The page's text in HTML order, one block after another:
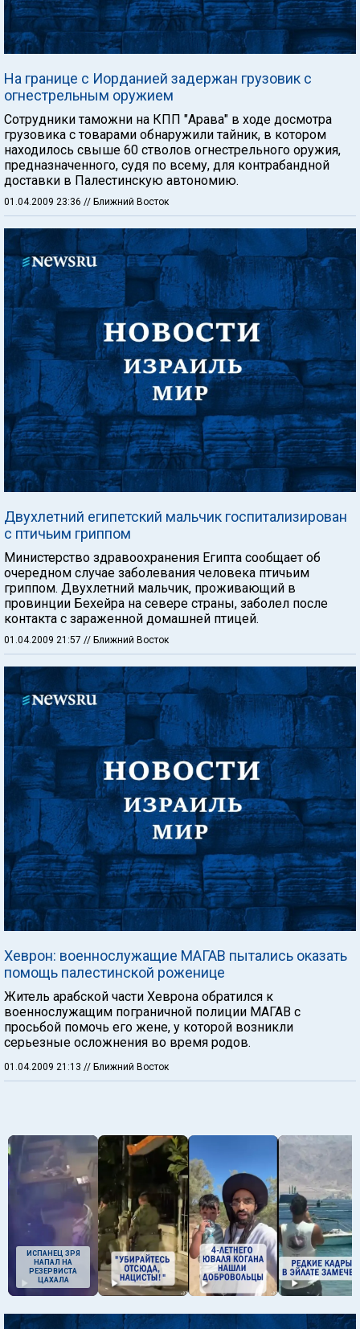
На границе с Иорданией задержан грузовик с
огнестрельным оружием
Сотрудники таможни на КПП "Арава" в ходе досмотра
грузовика с товарами обнаружили тайник, в котором
находилось свыше 60 стволов огнестрельного оружия,
предназначенного, судя по всему, для контрабандной
доставки в Палестинскую автономию.
01.04.2009 23:36 // Ближний Восток
Двухлетний египетский мальчик госпитализирован
с птичьим гриппом
Министерство здравоохранения Египта сообщает об
очередном случае заболевания человека птичьим
гриппом. Двухлетний мальчик, проживающий в
провинции Бехейра на севере страны, заболел после
контакта с зараженной домашней птицей.
01.04.2009 21:57 // Ближний Восток
Хеврон: военнослужащие МАГАВ пытались оказать
помощь палестинской роженице
Житель арабской части Хеврона обратился к
военнослужащим пограничной полиции МАГАВ с
просьбой помочь его жене, у которой возникли
серьезные осложнения во время родов.
01.04.2009 21:13 // Ближний Восток
ИСПАНЕЦ ЗРЯ
НАПАЛ НА
РЕЗЕРВИСТА
ЦАХАЛА